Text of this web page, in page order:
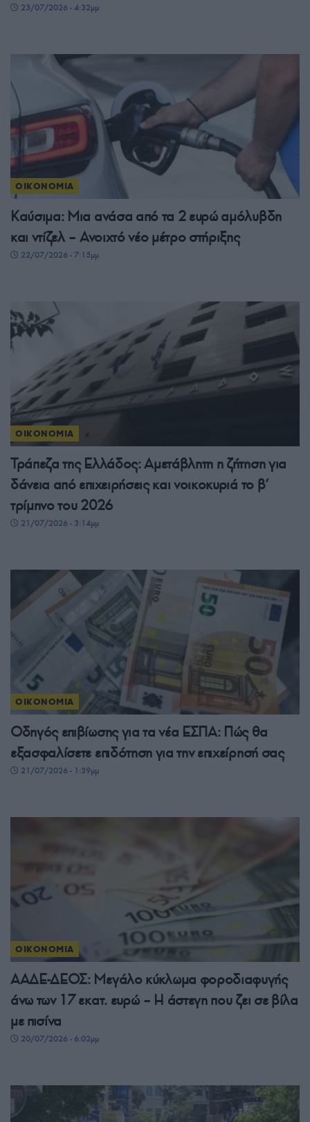
23/07/2026 - 4:32μμ
ΟΙΚΟΝΟΜΙΑ
Καύσιμα: Μια ανάσα από τα 2 ευρώ αμόλυβδη
και ντίζελ – Ανοιχτό νέο μέτρο στήριξης
22/07/2026 - 7:15μμ
ΟΙΚΟΝΟΜΙΑ
Τράπεζα της Ελλάδος: Αμετάβλητη η ζήτηση για
δάνεια από επιχειρήσεις και νοικοκυριά το β’
τρίμηνο του 2026
21/07/2026 - 3:14μμ
ΟΙΚΟΝΟΜΙΑ
Οδηγός επιβίωσης για τα νέα ΕΣΠΑ: Πώς θα
εξασφαλίσετε επιδότηση για την επιχείρησή σας
21/07/2026 - 1:39μμ
ΟΙΚΟΝΟΜΙΑ
ΑΑΔΕ-ΔΕΟΣ: Μεγάλο κύκλωμα φοροδιαφυγής
άνω των 17 εκατ. ευρώ – Η άστεγη που ζει σε βίλα
με πισίνα
20/07/2026 - 6:02μμ